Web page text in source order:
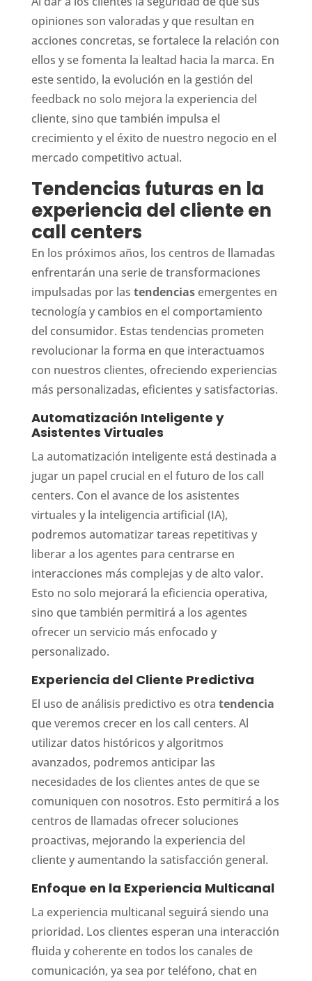
opiniones son valoradas y que resultan en
acciones concretas, se fortalece la relación con
ellos y se fomenta la lealtad hacia la marca. En
este sentido, la evolución en la gestión del
feedback no solo mejora la experiencia del
cliente, sino que también impulsa el
crecimiento y el éxito de nuestro negocio en el
mercado competitivo actual.
Tendencias futuras en la
experiencia del cliente en
call centers
En los próximos años, los centros de llamadas
enfrentarán una serie de transformaciones
impulsadas por las tendenciasemergentes en
tecnología y cambios en el comportamiento
del consumidor. Estas tendencias prometen
revolucionar la forma en que interactuamos
con nuestros clientes, ofreciendo experiencias
más personalizadas, eficientes y satisfactorias.
Automatización Inteligente y
Asistentes Virtuales
La automatización inteligente está destinada a
jugar un papel crucial en el futuro de los call
centers. Con el avance de los asistentes
virtuales y la inteligencia artificial (IA),
podremos automatizar tareas repetitivas y
liberar a los agentes para centrarse en
interacciones más complejas y de alto valor.
Esto no solo mejorará la eficiencia operativa,
sino que también permitirá a los agentes
ofrecer un servicio más enfocado y
personalizado.
Experiencia del Cliente Predictiva
El uso de análisis predictivo es otra tendencia
que veremos crecer en los call centers. Al
utilizar datos históricos y algoritmos
avanzados, podremos anticipar las
necesidades de los clientes antes de que se
comuniquen con nosotros. Esto permitirá a los
centros de llamadas ofrecer soluciones
proactivas, mejorando la experiencia del
cliente y aumentando la satisfacción general.
Enfoque en la Experiencia Multicanal
La experiencia multicanal seguirá siendo una
prioridad. Los clientes esperan una interacción
fluida y coherente en todos los canales de
comunicación, ya sea por teléfono, chat en